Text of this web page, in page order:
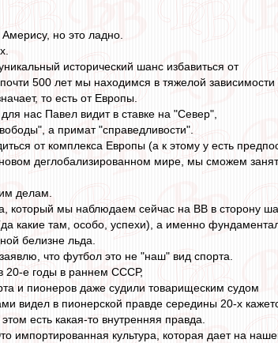
но это ладно.
исторический шанс избавиться от
500 лет мы находимся в тяжелой зависимости
то есть от Европы.
нас Павел видит в ставке на "Север",
а примат "справедливости".
от комплекса Европы (а к этому у есть
деглобализированном мире, мы сможем
делам.
который мы наблюдаем сейчас на ВВ в сторону
какие там, особо, успехи), а именно
белизне льда.
что футбол это не "наш" вид спорта.
20-е годы в раннем СССР,
и пионеров даже судили товарищеским судом
видел в пионерской правде середины 20-х
есть какая-то внутренняя правда.
импортированная культура, которая дает на